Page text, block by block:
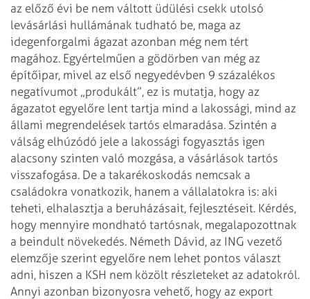
az előző évi be nem váltott üdülési csekk utolsó
levásárlási hullámának tudható be, maga az
idegenforgalmi ágazat azonban még nem tért
magához. Egyértelműen a gödörben van még az
építőipar, mivel az első negyedévben 9 százalékos
negatívumot „produkált”, ez is mutatja, hogy az
ágazatot egyelőre lent tartja mind a lakossági, mind az
állami megrendelések tartós elmaradása. Szintén a
válság elhúzódó jele a lakossági fogyasztás igen
alacsony szinten való mozgása, a vásárlások tartós
visszafogása. De a takarékoskodás nemcsak a
családokra vonatkozik, hanem a vállalatokra is: aki
teheti, elhalasztja a beruházásait, fejlesztéseit. Kérdés,
hogy mennyire mondható tartósnak, megalapozottnak
a beindult növekedés. Németh Dávid, az ING vezető
elemzője szerint egyelőre nem lehet pontos választ
adni, hiszen a KSH nem közölt részleteket az adatokról.
Annyi azonban bizonyosra vehető, hogy az export